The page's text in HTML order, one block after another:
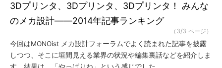
3Dプリンタ、3Dプリンタ、3Dプリンタ！ みんな
のメカ設計――2014年記事ランキング
（3/3 ページ）
今回はMONOist メカ設計フォーラムでよく読まれた記事を披露
しつつ、そこに垣間見える業界の状況や編集裏話などを紹介しま